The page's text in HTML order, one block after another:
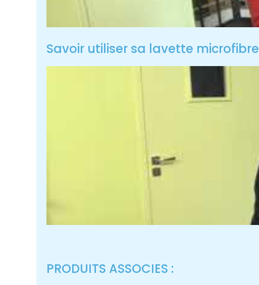
Savoir utiliser sa lavette microfibre
PRODUITS ASSOCIES :